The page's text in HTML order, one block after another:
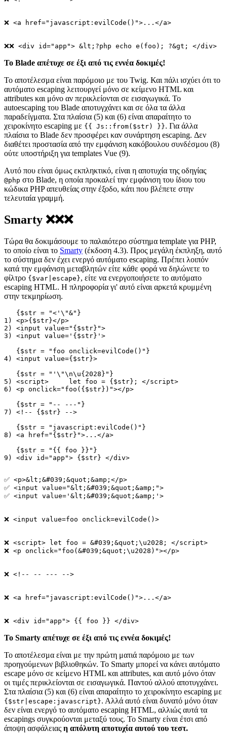
❌ <a href="javascript:evilCode()">...</a>
Το Blade απέτυχε σε έξι από τις εννέα δοκιμές!
Το αποτέλεσμα είναι παρόμοιο με του Twig. Και πάλι ισχύει ότι το
αυτόματο escaping λειτουργεί μόνο σε κείμενο HTML και
attributes και μόνο αν περικλείονται σε εισαγωγικά. Το
autoescaping του Blade αποτυγχάνει και σε όλα τα άλλα
παραδείγματα. Στα πλαίσια (5) και (6) είναι απαραίτητο το
χειροκίνητο escaping με {{ Js::from($str) }}. Για άλλα
πλαίσια το Blade δεν προσφέρει καν συνάρτηση escaping. Δεν
διαθέτει προστασία από την εμφάνιση κακόβουλου συνδέσμου (8)
ούτε υποστήριξη για templates Vue (9).
Αυτό που είναι όμως εκπληκτικό, είναι η αποτυχία της οδηγίας
@php στο Blade, η οποία προκαλεί την εμφάνιση του ίδιου του
κώδικα PHP απευθείας στην έξοδο, κάτι που βλέπετε στην
τελευταία γραμμή.
Smarty ❌❌❌
Τώρα θα δοκιμάσουμε το παλαιότερο σύστημα template για PHP,
το οποίο είναι το Smarty (έκδοση 4.3). Προς μεγάλη έκπληξη, αυτό
το σύστημα δεν έχει ενεργό αυτόματο escaping. Πρέπει λοιπόν
κατά την εμφάνιση μεταβλητών είτε κάθε φορά να δηλώνετε το
φίλτρο {$var|escape}, είτε να ενεργοποιήσετε το αυτόματο
escaping HTML. Η πληροφορία γι' αυτό είναι αρκετά κρυμμένη
στην τεκμηρίωση.
   {$str = "<'\"&"}
1) <p>{$str}</p>
2) <input value="{$str}">
3) <input value='{$str}'>
   {$str = "foo onclick=evilCode()"}
4) <input value={$str}>
   {$str = "'\"\n\u{2028}"}
5) <script>	let foo = {$str}; </script>
6) <p onclick="foo({$str})"></p>
   {$str = "-- ---"}
7) <!-- {$str} -->
   {$str = "javascript:evilCode()"}
8) <a href="{$str}">...</a>
   {$str = "{{ foo }}"}
✅ <p>&lt;&#039;&quot;&amp;</p>
✅ <input value="&lt;&#039;&quot;&amp;">
✅ <input value='&lt;&#039;&quot;&amp;'>
❌ <input value=foo onclick=evilCode()>
❌ <script> let foo = &#039;&quot;\u2028; </script>
❌ <p onclick="foo(&#039;&quot;\u2028)"></p>
❌ <!-- -- --- -->
❌ <a href="javascript:evilCode()">...</a>
Το Smarty απέτυχε σε έξι από τις εννέα δοκιμές!
Το αποτέλεσμα είναι με την πρώτη ματιά παρόμοιο με των
προηγούμενων βιβλιοθηκών. Το Smarty μπορεί να κάνει αυτόματο
escape μόνο σε κείμενο HTML και attributes, και αυτό μόνο όταν
οι τιμές περικλείονται σε εισαγωγικά. Παντού αλλού αποτυγχάνει.
Στα πλαίσια (5) και (6) είναι απαραίτητο το χειροκίνητο escaping με
{$str|escape:javascript}. Αλλά αυτό είναι δυνατό μόνο όταν
δεν είναι ενεργό το αυτόματο escaping HTML, αλλιώς αυτά τα
escapings συγκρούονται μεταξύ τους. Το Smarty είναι έτσι από
άποψη ασφάλειας η απόλυτη αποτυχία αυτού του τεστ.